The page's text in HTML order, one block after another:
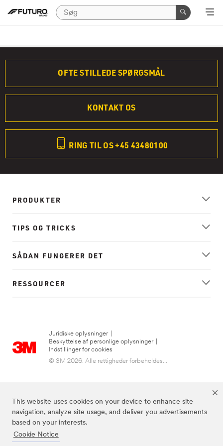
This website uses cookies on your device to enhance site
navigation, analyze site usage, and deliver you advertisements
based on your interests.
Cookie Notice
OFTE STILLEDE SPØRGSMÅL
KONTAKT OS
RING TIL OS +45 43480100
PRODUKTER
TIPS OG TRICKS
SÅDAN FUNGERER DET
RESSOURCER
Juridiske oplysninger
Beskyttelse af personlige oplysninger
Indstillinger for cookies
© 3M 2026. Alle rettigheder forbeholdes...